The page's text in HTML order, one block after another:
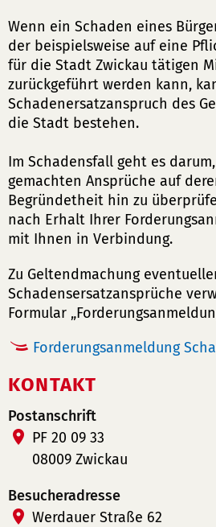
Wenn ein Schaden eines
der beispielsweise auf eine
für die Stadt Zwickau tätigen
zurückgeführt werden kann,
Schadenersatzanspruch des
die Stadt bestehen.
Im Schadensfall geht es
gemachten Ansprüche auf
Begründetheit hin zu
nach Erhalt Ihrer
mit Ihnen in Verbindung.
Zu Geltendmachung
Schadensersatzansprüche
Formular
Forderungsanmeldung
KONTAKT
Postanschrift
PF 20 09 33
08009 Zwickau
Besucheradresse
Werdauer Straße 62